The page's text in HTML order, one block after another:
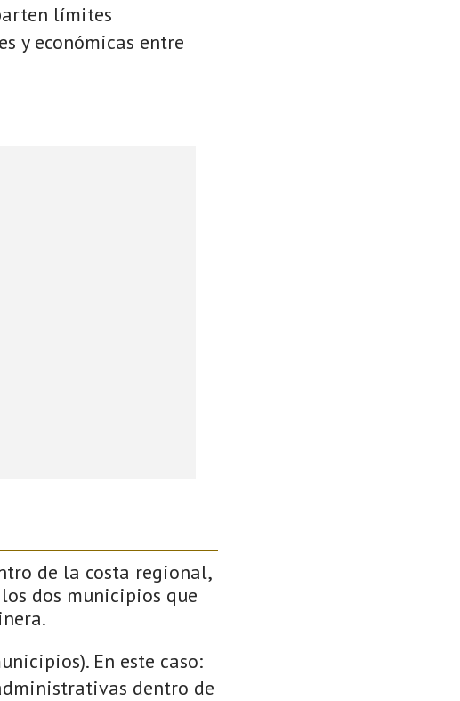
límites
y económicas entre
de la costa regional,
dos municipios que
En este caso:
dentro de